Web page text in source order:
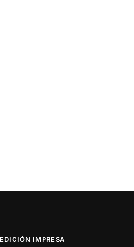
EDICIÓN IMPRESA